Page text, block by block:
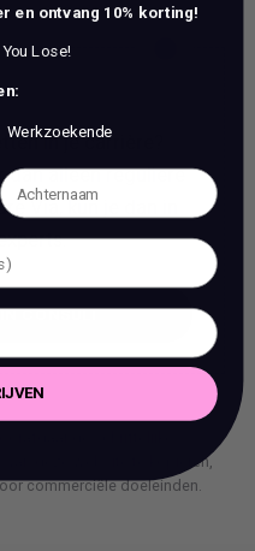
in je carrière?
dan alleen reguliere
Via, kun je dan in
CONSULT
CONSULT
deze website te kopiëren,
commerciële doeleinden.
en ontvang 10% korting!
Lose!
Werkzoekende